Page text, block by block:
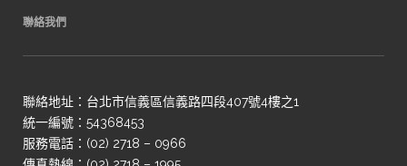
聯絡我們
聯絡地址：台北市信義區信義路四段407號4樓之1
統一編號：54368453
服務電話：(02) 2718 – 0966